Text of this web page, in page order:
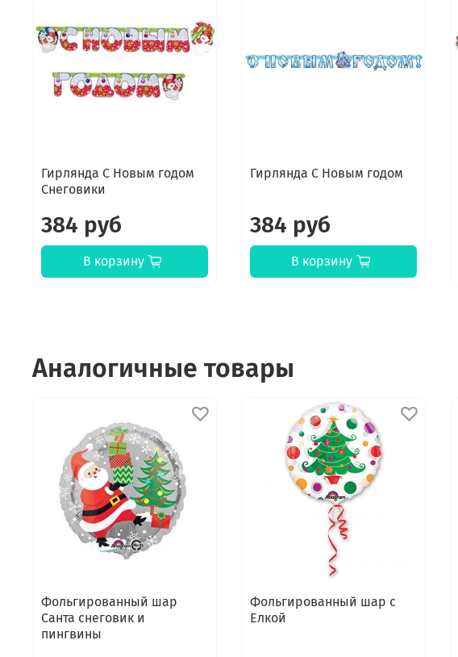
Гирлянда С Новым годом
Снеговики
384 руб
В корзину
Гирлянда С Новым годом
384 руб
В корзину
Аналогичные товары
Фольгированный шар
Санта снеговик и
пингвины
Фольгированный шар с
Елкой